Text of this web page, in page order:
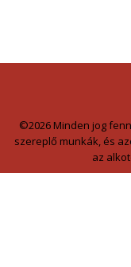
©2026 Minden jog
szereplő munkák, és
az